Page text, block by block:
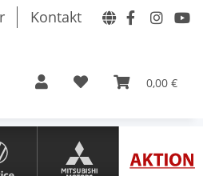
Kontakt
0,00 €